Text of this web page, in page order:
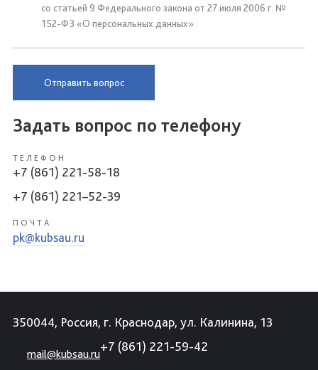
со статьей 9 Федерального закона от 27 июля 2006 г. №
152-ФЗ «О персональных данных»
Отправить вопрос
Задать вопрос по телефону
ТЕЛЕФОН
+7 (861) 221-58-18
+7 (861) 221–52-39
ПОЧТА
pk@kubsau.ru
350044, Россия, г. Краснодар, ул. Калинина, 13
mail@kubsau.ru
+7 (861) 221-59-42